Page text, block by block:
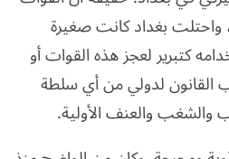
واحتلت بغداد كانت صغيرة
كتبرير لعجز هذه القوات أو
القانون لدولي من أي سلطة
والشغب والعنف الأولية.